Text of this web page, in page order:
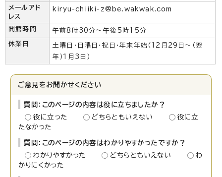
メールアド
レス
kiryu-chiiki-z@be.wakwak.com
開館時間 午前8時30分～午後5時15分
休業日
土曜日・日曜日・祝日・年末年始（12月29日～（翌
年）1月3日）
ご意見をお聞かせください
質問：このページの内容は役に立ちましたか？
役に立った
どちらともいえない
役に立
たなかった
質問：このページの内容はわかりやすかったですか？
わかりやすかった
どちらともいえない
わ
かりにくかった